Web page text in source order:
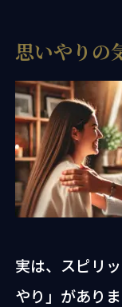
思いやりの
実は、スピリ
やり」がありま